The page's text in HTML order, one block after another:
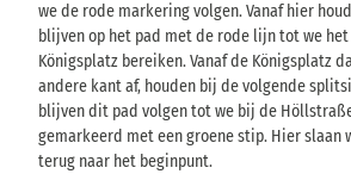
we de rode markering volgen. Vanaf hier
blijven op het pad met de rode lijn tot we
Königsplatz bereiken. Vanaf de Königsplatz
andere kant af, houden bij de volgende
blijven dit pad volgen tot we bij de
gemarkeerd met een groene stip. Hier slaan
terug naar het beginpunt.